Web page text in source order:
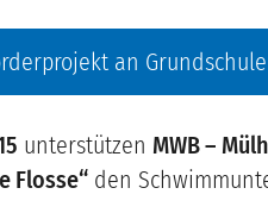
an
unterstützen MWB –
Flosse“ den